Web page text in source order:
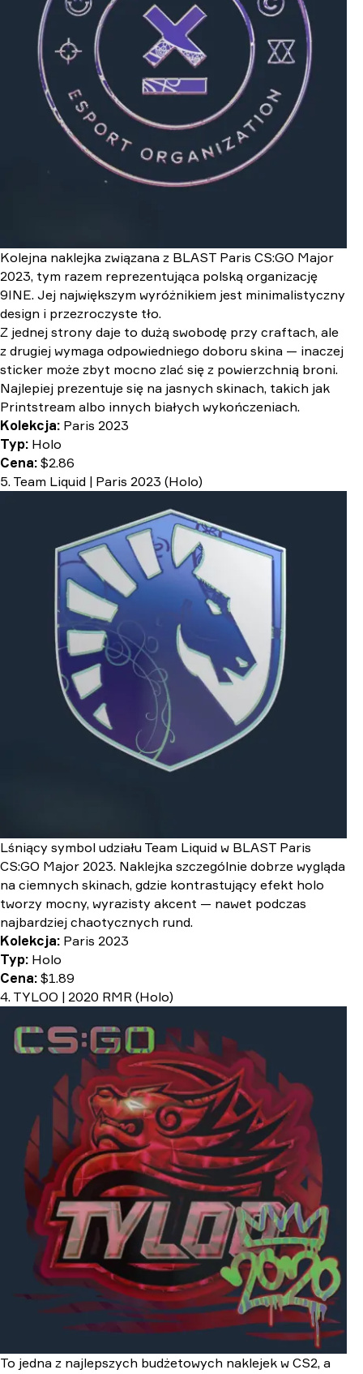
Kolejna naklejka związana z BLAST Paris CS:GO Major
2023, tym razem reprezentująca polską organizację
9INE. Jej największym wyróżnikiem jest minimalistyczny
design i przezroczyste tło.
Z jednej strony daje to dużą swobodę przy craftach, ale
z drugiej wymaga odpowiedniego doboru skina — inaczej
sticker może zbyt mocno zlać się z powierzchnią broni.
Najlepiej prezentuje się na jasnych skinach, takich jak
Printstream albo innych białych wykończeniach.
Kolekcja: Paris 2023
Typ: Holo
Cena: $2.86
5. Team Liquid | Paris 2023 (Holo)
Lśniący symbol udziału Team Liquid w BLAST Paris
CS:GO Major 2023. Naklejka szczególnie dobrze wygląda
na ciemnych skinach, gdzie kontrastujący efekt holo
tworzy mocny, wyrazisty akcent — nawet podczas
najbardziej chaotycznych rund.
Kolekcja: Paris 2023
Typ: Holo
Cena: $1.89
4. TYLOO | 2020 RMR (Holo)
To jedna z najlepszych budżetowych naklejek w CS2, a